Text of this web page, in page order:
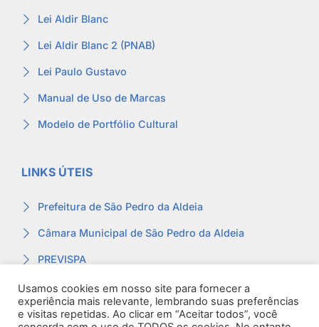
Lei Aldir Blanc
Lei Aldir Blanc 2 (PNAB)
Lei Paulo Gustavo
Manual de Uso de Marcas
Modelo de Portfólio Cultural
LINKS ÚTEIS
Prefeitura de São Pedro da Aldeia
Câmara Municipal de São Pedro da Aldeia
PREVISPA
Ouvidoria
Contracheque
Usamos cookies em nosso site para fornecer a
experiência mais relevante, lembrando suas preferências
e visitas repetidas. Ao clicar em “Aceitar todos”, você